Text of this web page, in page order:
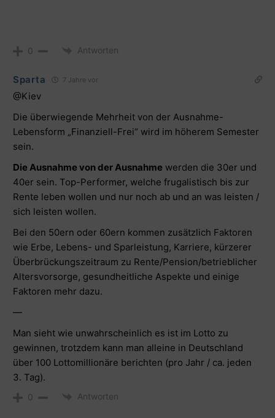
0 Antworten
Sparta 7 Jahre vor
@Kiev
Die überwiegende Mehrheit von der Ausnahme-
Lebensform „Finanziell-Frei“ wird im höherem Semester
sein.
Die Ausnahme von der Ausnahme werden die 30er und
40er sein. Top-Performer, welche frugalistisch bis zur
Rente leben wollen und nur noch ab und an was leisten /
sich leisten wollen.
Bei den 50ern oder 60ern kommen zusätzlich Faktoren
wie Erbe, Lebens- und Sparleistung, Karriere, kürzerer
Überbrückungszeitraum zu Rente/Pension/betrieblicher
Altersvorsorge, gesundheitliche Aspekte und einige
Faktoren mehr dazu.
—
Man sieht wie unwahrscheinlich es ist im Lotto zu
gewinnen, trotzdem kann man alleine in Deutschland
über 100 Lottomillionäre berichten (pro Jahr / ca. jeden
3. Tag).
0 Antworten